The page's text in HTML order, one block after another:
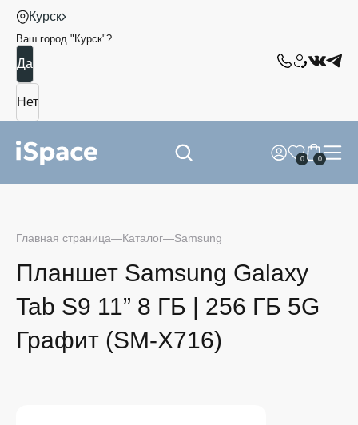
Курск
Ваш город " Курск"?
0 0
Главная страница Каталог Samsung
Планшет Samsung Galaxy
Tab S9 11” 8 ГБ | 256 ГБ 5G
Графит (SM-X716)